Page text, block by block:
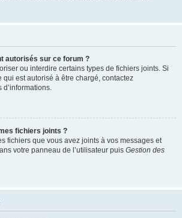
autorisés sur ce forum ?
ou interdire certains types de fichiers joints. Si
qui est autorisé à être chargé, contactez
fichiers joints ?
fichiers que vous avez joints à vos messages et
votre panneau de l’utilisateur puis Gestion des